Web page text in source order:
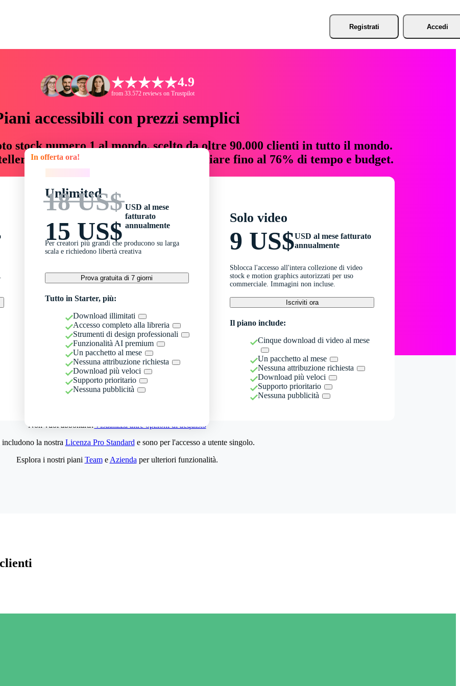
Registrati Accedi
4.9
from 33.572 reviews on Trustpilot
accessibili con prezzi semplici
stock numero 1 al mondo, scelto da oltre 90.000 clienti in tutto il mondo.
risorse creative che fanno risparmiare fino al 76% di tempo e budget.
In offerta ora!
Unlimited
18 US$
15 US$
USD al mese
fatturato
annualmente
Per creatori più grandi che producono su larga
scala e richiedono libertà creativa
Prova gratuita di 7 giorni
Tutto in Starter, più:
Download illimitati
Accesso completo alla libreria
Strumenti di design professionali
Funzionalità AI premium
Un pacchetto al mese
Nessuna attribuzione richiesta
Download più veloci
Supporto prioritario
Nessuna pubblicità
Solo video
9 US$USD al mese fatturato
annualmente
Sblocca l'accesso all'intera collezione di video
stock e motion graphics autorizzati per uso
commerciale. Immagini non incluse.
Iscriviti ora
Il piano include:
Cinque download di video al mese
Un pacchetto al mese
Nessuna attribuzione richiesta
Download più veloci
Supporto prioritario
Nessuna pubblicità
Non vuoi abbonarti?Visualizza altre opzioni di acquisto
la nostra Licenza Pro Standard e sono per l'accesso a utente singolo.
Esplora i nostri piani Teame Azienda per ulteriori funzionalità.